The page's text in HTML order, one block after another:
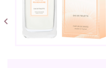
